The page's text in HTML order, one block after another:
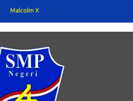
Tujuan Pembelajaran
pros...
Malcolm X